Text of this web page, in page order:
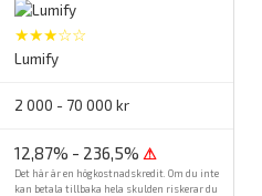
★★★☆☆
Lumify
2 000 - 70 000 kr
12,87% - 236,5% ⚠
Det här är en högkostnadskredit. Om du inte
kan betala tillbaka hela skulden riskerar du